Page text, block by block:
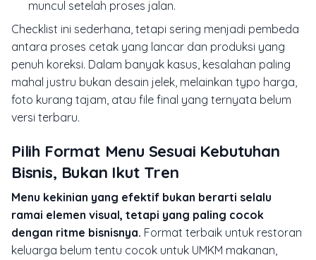
muncul setelah proses jalan.
Checklist ini sederhana, tetapi sering menjadi pembeda
antara proses cetak yang lancar dan produksi yang
penuh koreksi. Dalam banyak kasus, kesalahan paling
mahal justru bukan desain jelek, melainkan typo harga,
foto kurang tajam, atau file final yang ternyata belum
versi terbaru.
Pilih Format Menu Sesuai Kebutuhan
Bisnis, Bukan Ikut Tren
Menu kekinian yang efektif bukan berarti selalu
ramai elemen visual, tetapi yang paling cocok
dengan ritme bisnisnya. Format terbaik untuk restoran
keluarga belum tentu cocok untuk UMKM makanan,